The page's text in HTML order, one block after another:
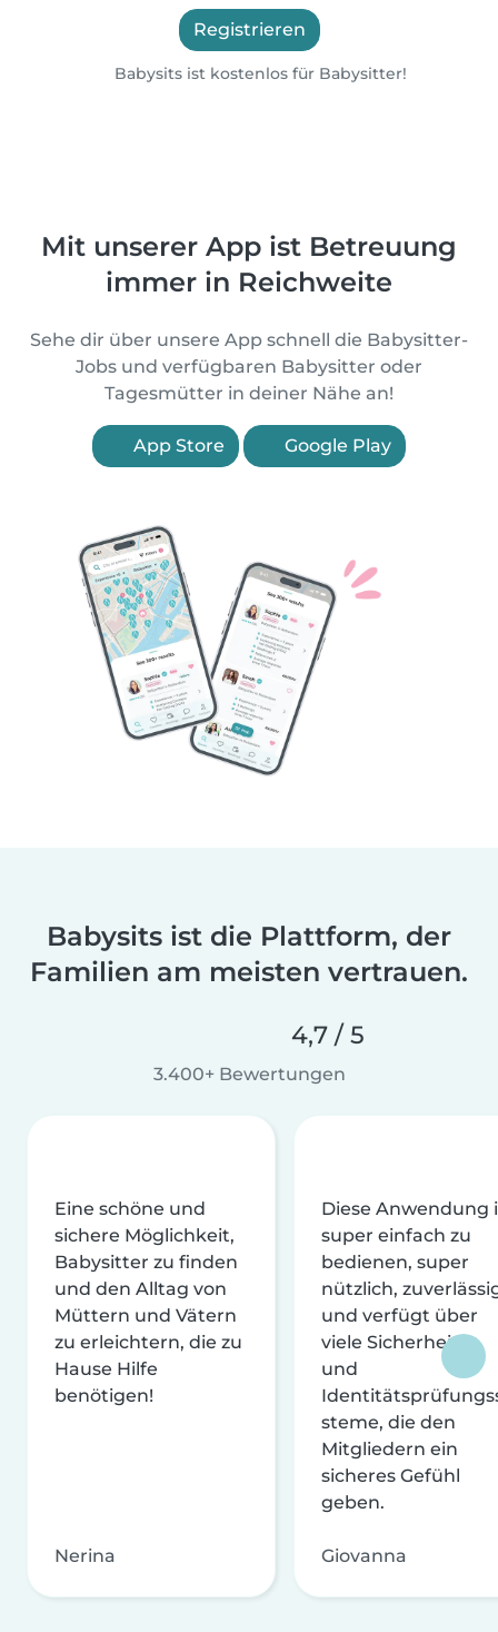
Registrieren
Babysits ist kostenlos für Babysitter!
Mit unserer App ist Betreuung
immer in Reichweite
Sehe dir über unsere App schnell die Babysitter-
Jobs und verfügbaren Babysitter oder
Tagesmütter in deiner Nähe an!
App Store Google Play
Babysits ist die Plattform, der
Familien am meisten vertrauen.
4,7 / 5
3.400+ Bewertungen
Eine schöne und
sichere Möglichkeit,
Babysitter zu finden
und den Alltag von
Müttern und Vätern
zu erleichtern, die zu
Hause Hilfe
benötigen!
Nerina
Diese Anwendung
super einfach zu
bedienen, super
nützlich,
und verfügt über
viele Sicherheits-
und
steme, die den
Mitgliedern ein
sicheres Gefühl
geben.
Giovanna